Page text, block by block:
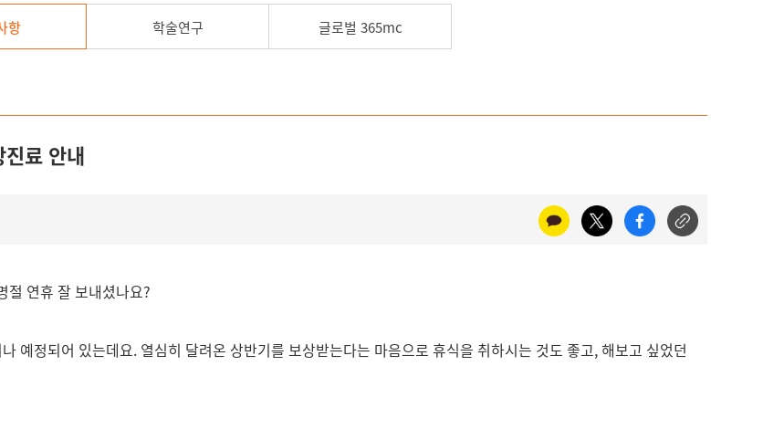
항 학술연구 글로벌 365mc
료 안내
연휴 잘 보내셨나요?
예정되어 있는데요. 열심히 달려온 상반기를 보상받는다는 마음으로 휴식을 취하시는 것도 좋고, 해보고 싶었던